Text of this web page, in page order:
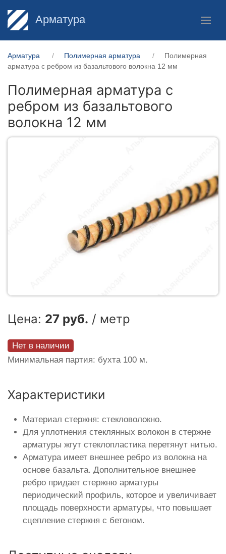
Арматура
Арматура Полимерная арматура
Полимерная
арматура c ребром из базальтового волокна 12 мм
Полимерная арматура c
ребром из базальтового
волокна 12 мм
Цена: 27 руб. / метр
Нет в наличии
Минимальная партия: бухта 100 м.
Характеристики
Материал стержня: стекловолокно.
Для уплотнения стеклянных волокон в стержне
арматуры жгут стеклопластика перетянут нитью.
Арматура имеет внешнее ребро из волокна на
основе базальта. Дополнительное внешнее
ребро придает стержню арматуры
периодический профиль, которое и увеличивает
площадь поверхности арматуры, что повышает
сцепление стержня с бетоном.